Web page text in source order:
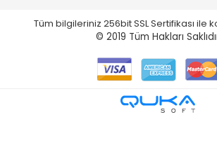
Tüm bilgileriniz 256bit SSL Sertifikası ile
© 2019 Tüm Hakları